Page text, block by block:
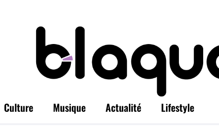
Culture Musique Actualité Lifestyle